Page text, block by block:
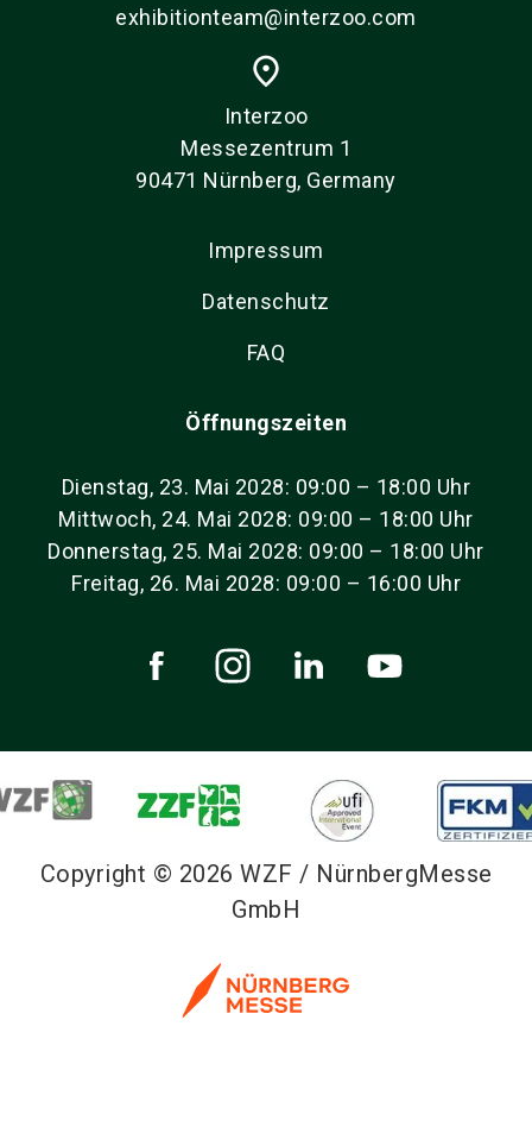
exhibitionteam@interzoo.com
place
Interzoo
Messezentrum 1
90471 Nürnberg, Germany
Impressum
Datenschutz
FAQ
Öffnungszeiten
Dienstag, 23. Mai 2028: 09:00 – 18:00 Uhr
Mittwoch, 24. Mai 2028: 09:00 – 18:00 Uhr
Donnerstag, 25. Mai 2028: 09:00 – 18:00 Uhr
Freitag, 26. Mai 2028: 09:00 – 16:00 Uhr
Copyright © 2026 WZF / NürnbergMesse
GmbH